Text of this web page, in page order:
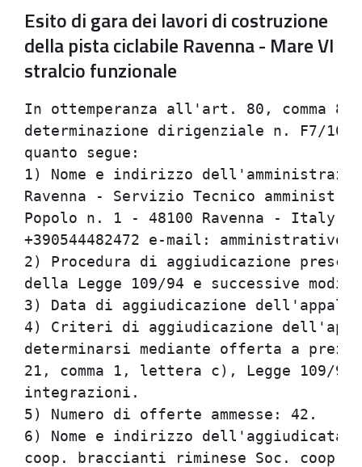
Esito di gara dei lavori di costruzione
della pista ciclabile Ravenna - Mare VI
stralcio funzionale
In ottemperanza all'art. 80,
determinazione dirigenziale n.
1) Nome e indirizzo
Ravenna - Servizio Tecnico
Popolo n. 1 - 48100
+390544482472 e-mail:
2) Procedura di
della Legge 109/94 e
3) Data di
4) Criteri di aggiudicazione
determinarsi mediante
21, comma 1, lettera c),
5) Numero di
6) Nome e indirizzo
coop. braccianti riminese